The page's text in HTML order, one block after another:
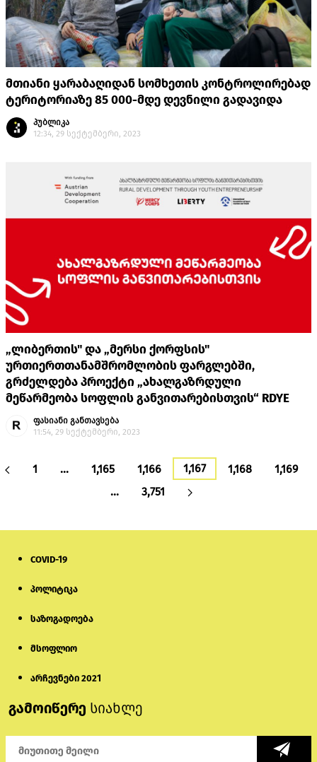
მთიანი ყარაბაღიდან სომხეთის კონტროლირებად
ტერიტორიაზე 85 000-მდე დევნილი გადავიდა
პუბლიკა
12:34, 29 სექტემბერი, 2023
„ლიბერთის" და „მერსი ქორფსის"
ურთიერთთანამშრომლობის ფარგლებში,
გრძელდება პროექტი „ახალგაზრდული
მეწარმეობა სოფლის განვითარებისთვის“ RDYE
ფასიანი განთავსება
11:54, 29 სექტემბერი, 2023
1 … 1,165 1,166 1,167 1,168
1,169
…
3,751
COVID-19
პოლიტიკა
საზოგადოება
მსოფლიო
არჩევნები 2021
გამოიწერე სიახლე